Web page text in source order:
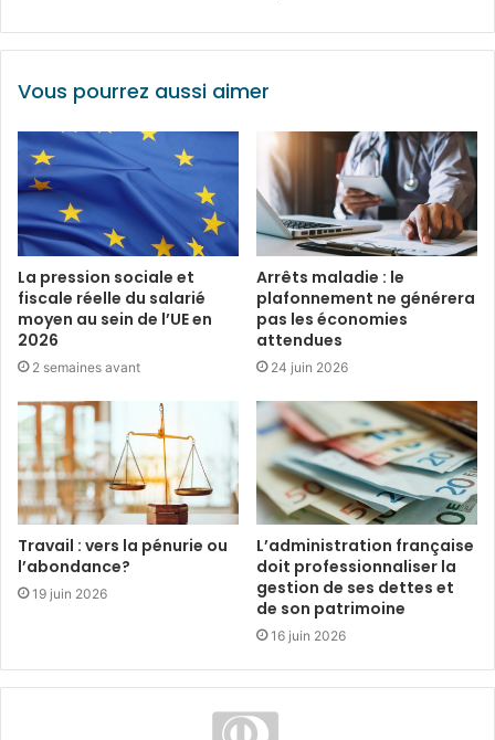
Vous pourrez aussi aimer
La pression sociale et
fiscale réelle du salarié
moyen au sein de l’UE en
2026
2 semaines avant
Arrêts maladie : le
plafonnement ne générera
pas les économies
attendues
24 juin 2026
Travail : vers la pénurie ou
l’abondance?
19 juin 2026
L’administration française
doit professionnaliser la
gestion de ses dettes et
de son patrimoine
16 juin 2026